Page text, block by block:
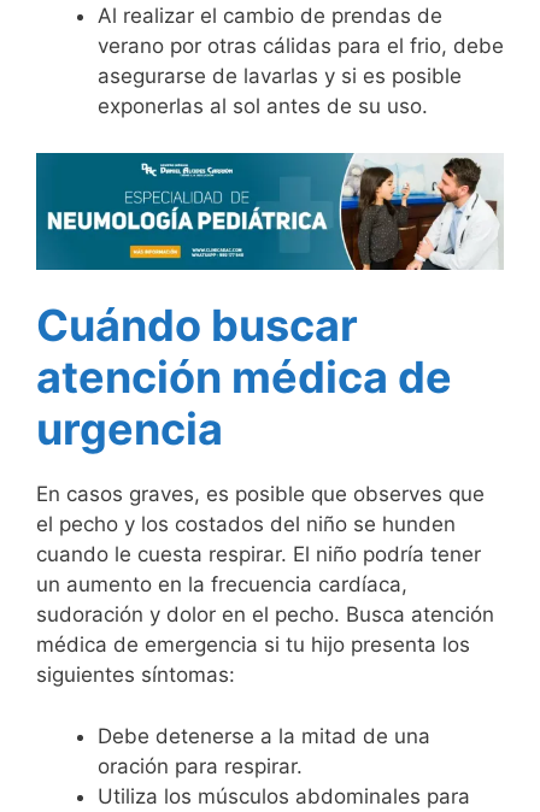
Al realizar el cambio de prendas de
verano por otras cálidas para el frio, debe
asegurarse de lavarlas y si es posible
exponerlas al sol antes de su uso.
Cuándo buscar
atención médica de
urgencia
En casos graves, es posible que observes que
el pecho y los costados del niño se hunden
cuando le cuesta respirar. El niño podría tener
un aumento en la frecuencia cardíaca,
sudoración y dolor en el pecho. Busca atención
médica de emergencia si tu hijo presenta los
siguientes síntomas:
Debe detenerse a la mitad de una
oración para respirar.
Utiliza los músculos abdominales para